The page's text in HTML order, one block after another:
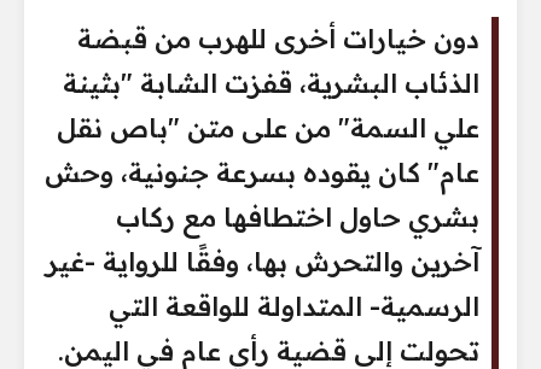
دون خيارات أخرى للهرب من قبضة
الذئاب البشرية، قفزت الشابة "بثينة
علي السمة" من على متن "باص نقل
عام" كان يقوده بسرعة جنونية، وحش
بشري حاول اختطافها مع ركاب
آخرين والتحرش بها، وفقًا للرواية -غير
الرسمية- المتداولة للواقعة التي
تحولت إلى قضية رأي عام في اليمن.